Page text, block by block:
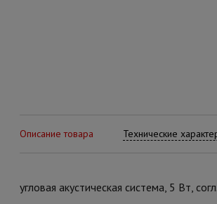
Описание товара Технические
угловая акустическая система, 5 Вт,